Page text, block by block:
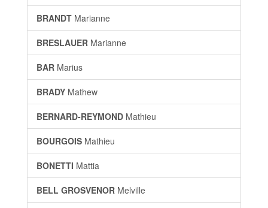
BRANDT Marianne
BRESLAUER Marianne
BAR Marius
BRADY Mathew
BERNARD-REYMOND Mathieu
BOURGOIS Mathieu
BONETTI Mattia
BELL GROSVENOR Melville